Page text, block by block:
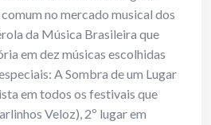
no mercado musical dos
da Música Brasileira que
em dez músicas escolhidas
A Sombra de um Lugar
em todos os festivais que
Veloz), 2º lugar em